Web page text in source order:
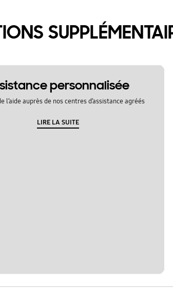
personnalisée
l’aide auprès de nos centres d’assistance agréés
LIRE LA SUITE